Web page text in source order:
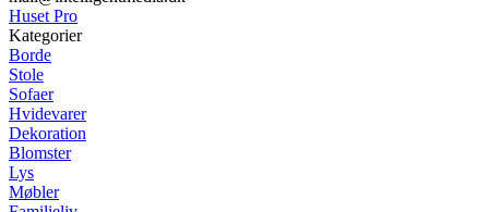
Huset Pro
Kategorier
Borde
Stole
Sofaer
Hvidevarer
Dekoration
Blomster
Lys
Møbler